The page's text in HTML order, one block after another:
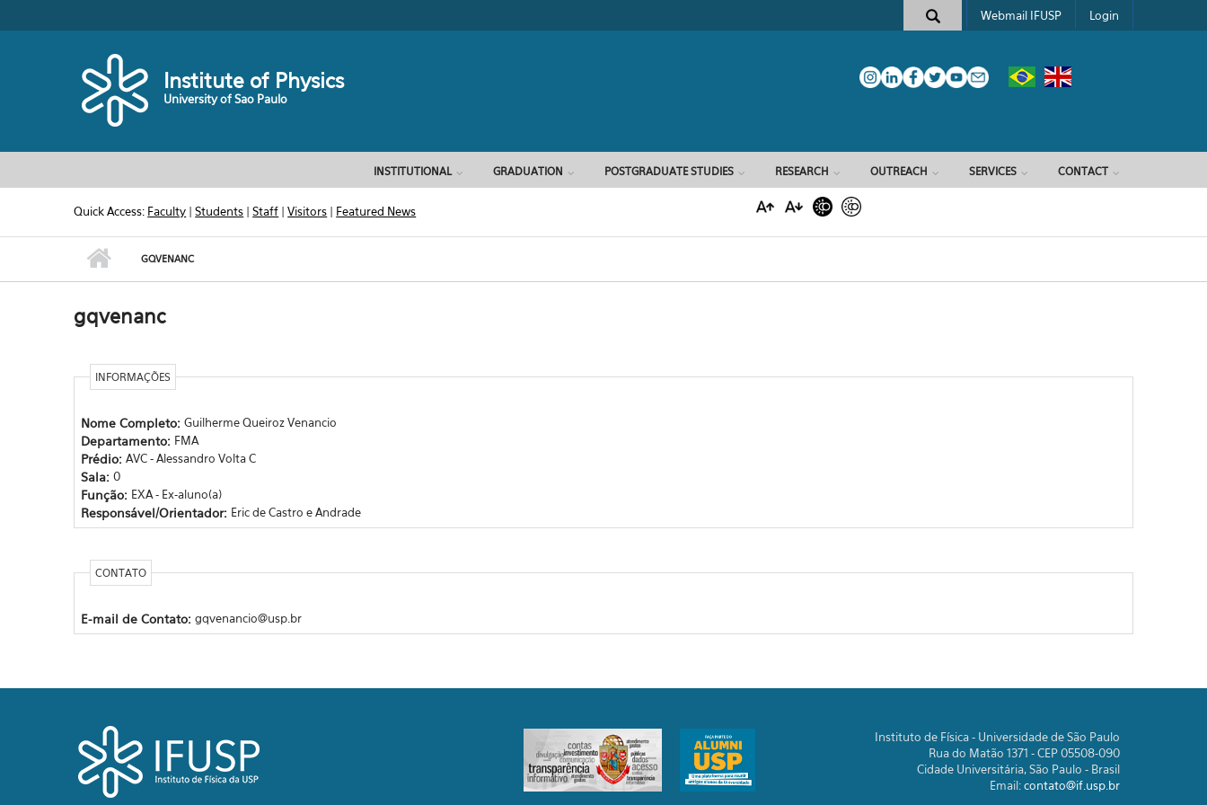
Search form
Webmail IFUSP Login
Institute of Physics
University of Sao Paulo
INSTITUTIONAL GRADUATION POSTGRADUATE STUDIES RESEARCH OUTREACH SERVICES CONTACT
Quick Access: Faculty |Students |Staff |Visitors | Featured News
GQVENANC
gqvenanc
INFORMAÇÕES
Nome Completo: Guilherme Queiroz Venancio
Departamento: FMA
Prédio: AVC - Alessandro Volta C
Sala: 0
Função: EXA - Ex-aluno(a)
Responsável/Orientador: Eric de Castro e Andrade
CONTATO
E-mail de Contato: gqvenancio@usp.br
Instituto de Física - Universidade de São Paulo
Rua do Matão 1371 - CEP 05508-090
Cidade Universitária, São Paulo - Brasil
Email:contato@if.usp.br